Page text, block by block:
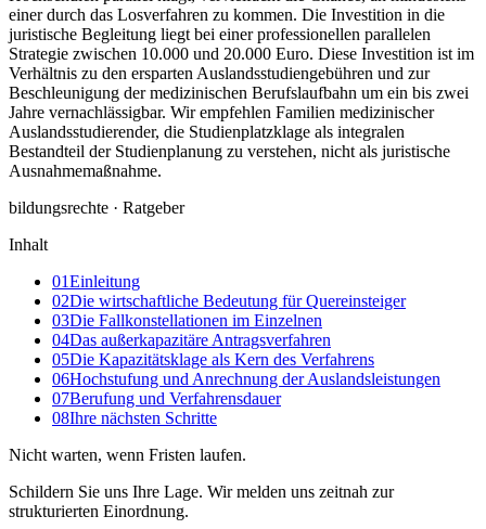
einer durch das Losverfahren zu kommen. Die Investition in die
juristische Begleitung liegt bei einer professionellen parallelen
Strategie zwischen 10.000 und 20.000 Euro. Diese Investition ist im
Verhältnis zu den ersparten Auslandsstudiengebühren und zur
Beschleunigung der medizinischen Berufslaufbahn um ein bis zwei
Jahre vernachlässigbar. Wir empfehlen Familien medizinischer
Auslandsstudierender, die Studienplatzklage als integralen
Bestandteil der Studienplanung zu verstehen, nicht als juristische
Ausnahmemaßnahme.
bildungsrechte · Ratgeber
Inhalt
01Einleitung
02Die wirtschaftliche Bedeutung für Quereinsteiger
03Die Fallkonstellationen im Einzelnen
04Das außerkapazitäre Antragsverfahren
05Die Kapazitätsklage als Kern des Verfahrens
06Hochstufung und Anrechnung der Auslandsleistungen
07Berufung und Verfahrensdauer
08Ihre nächsten Schritte
Nicht warten, wenn Fristen laufen.
Schildern Sie uns Ihre Lage. Wir melden uns zeitnah zur
strukturierten Einordnung.